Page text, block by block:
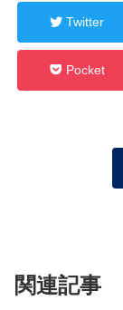
Twitter
Pocket
関連記事